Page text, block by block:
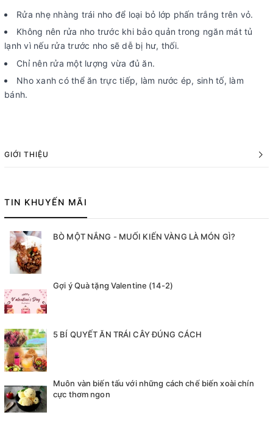
Rửa nhẹ nhàng trái nho để loại bỏ lớp phấn trắng trên vỏ.
Không nên rửa nho trước khi bảo quản trong ngăn mát tủ
lạnh vì nếu rửa trước nho sẽ dễ bị hư, thối.
Chỉ nên rửa một lượng vừa đủ ăn.
Nho xanh có thể ăn trực tiếp, làm nước ép, sinh tố, làm
bánh.
GIỚI THIỆU
TIN KHUYẾN MÃI
BÒ MỘT NẮNG - MUỐI KIẾN VÀNG LÀ MÓN GÌ?
Gợi ý Quà tặng Valentine (14-2)
5 BÍ QUYẾT ĂN TRÁI CÂY ĐÚNG CÁCH
Muôn vàn biến tấu với những cách chế biến xoài chín
cực thơm ngon